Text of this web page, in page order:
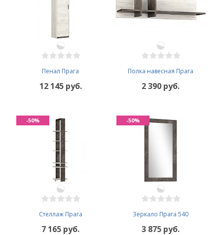
Пенал Прага
12 145 руб.
Полка навесная Прага
2 390 руб.
Cтеллаж Прага
7 165 руб.
-50%
Зеркало Прага 540
3 875 руб.
-50%